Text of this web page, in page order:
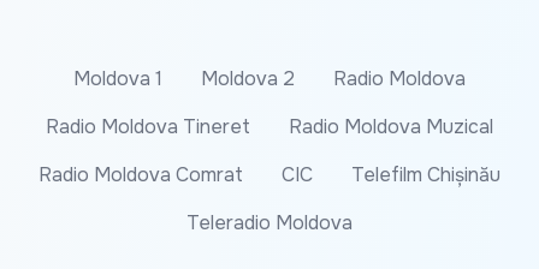
Moldova 1 Moldova 2
Radio Moldova
Radio Moldova Tineret
Radio Moldova Muzical
Radio Moldova Comrat
CIC
Telefilm Chișinău
Teleradio Moldova